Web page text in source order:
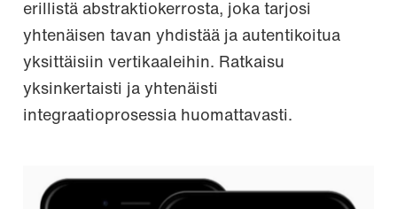
erillistä abstraktiokerrosta, joka tarjosi
yhtenäisen tavan yhdistää ja autentikoitua
yksittäisiin vertikaaleihin. Ratkaisu
yksinkertaisti ja yhtenäisti
integraatioprosessia huomattavasti.